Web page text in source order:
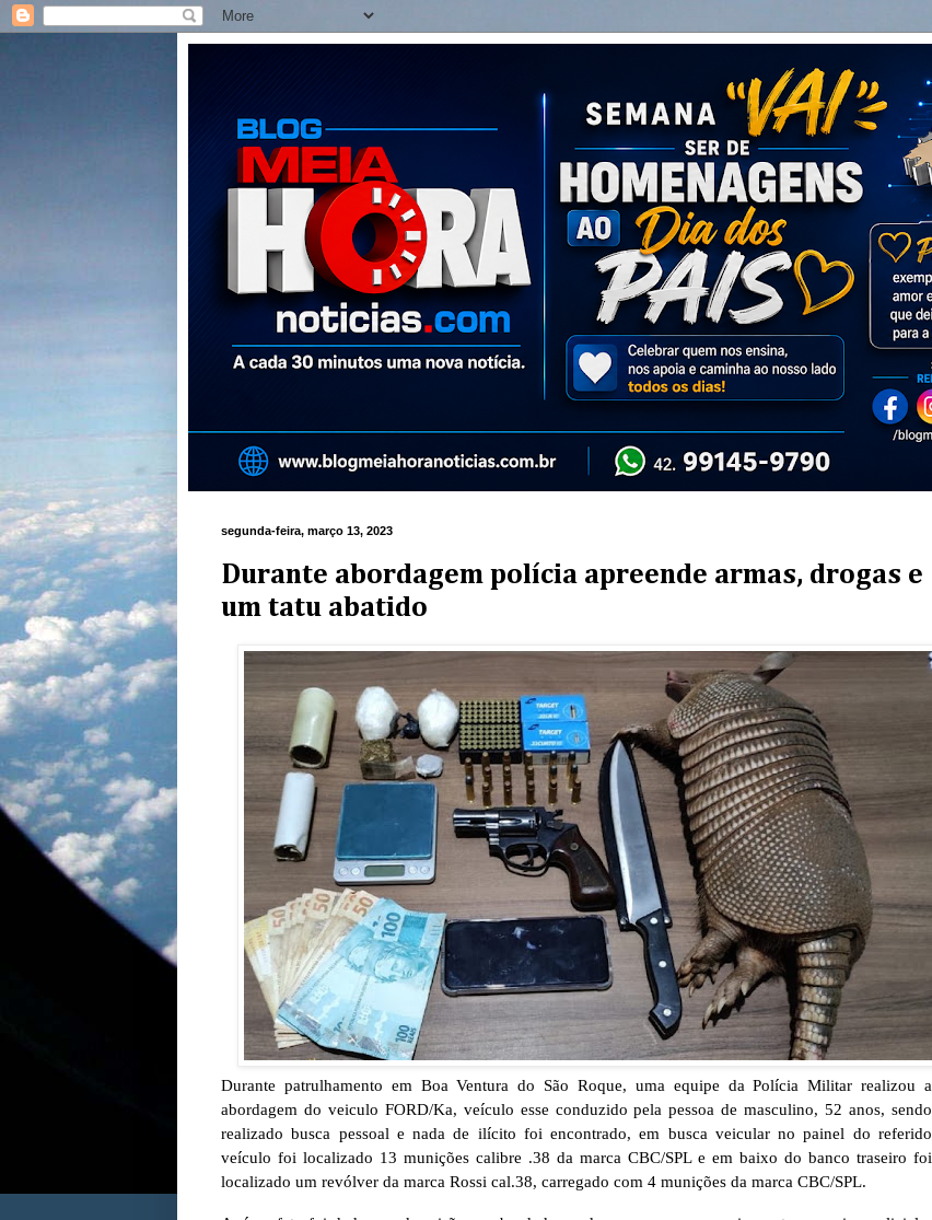
segunda-feira, março 13, 2023
Durante abordagem polícia apreende armas, drogas e
um tatu abatido
Durante patrulhamento em Boa Ventura do São Roque, uma equipe da Polícia Militar realizou a
abordagem do veiculo FORD/Ka, veículo esse conduzido pela pessoa de masculino, 52 anos, sendo
realizado busca pessoal e nada de ilícito foi encontrado, em busca veicular no painel do referido
veículo foi localizado 13 munições calibre .38 da marca CBC/SPL e em baixo do banco traseiro foi
localizado um revólver da marca Rossi cal.38, carregado com 4 munições da marca CBC/SPL.